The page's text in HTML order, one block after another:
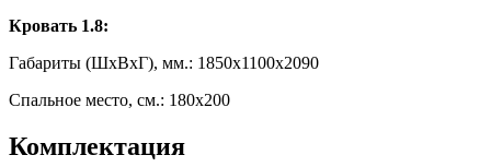
Кровать 1.8:
Габариты (ШxВxГ), мм.: 1850x1100x2090
Спальное место, см.: 180х200
Комплектация